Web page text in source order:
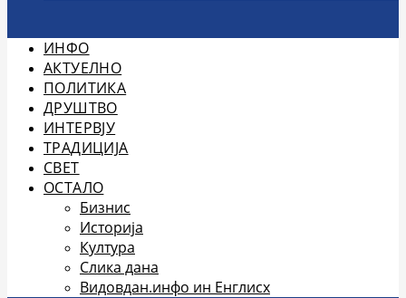
ИНФО
АКТУЕЛНО
ПОЛИТИКА
ДРУШТВО
ИНТЕРВЈУ
ТРАДИЦИЈА
СВЕТ
ОСТАЛО
Бизнис
Историја
Култура
Слика дана
Видовдан.инфо ин Енглисх